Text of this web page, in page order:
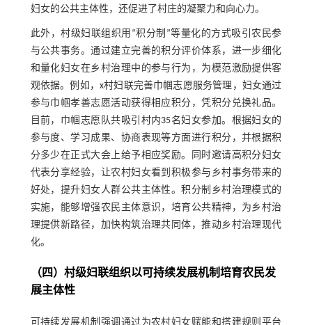
妇女的公共主体性，还促进了村庄的凝聚力和向心力。
此外，村级妇联组织用“积分制”等量化的方式吸引农民参
与公共事务。通过建立完善的积分评价体系，进一步细化
和量化妇女在乡村治理中的参与行为，为模范激励提供客
观依据。例如，x村妇联完善巾帼志愿服务管理，妇女通过
参与巾帼孝善志愿活动获得相应积分，凭积分兑换礼品。
目前，巾帼志愿队共吸引村内35名妇女参加。根据妇女的
参与度、学习成果、协商表现等方面进行积分，并根据积
分多少在正式大会上给予相应奖励。同时邀请高积分妇女
代表分享经验，让农村妇女看到积极参与乡村事务带来的
好处，提升妇女人群公共主体性。积分制乡村治理模式的
实施，能够增强农民主体意识，培育公共精神，为乡村治
理提供新路径，加快构筑治理共同体，推动乡村治理现代
化。
（四）村级妇联组织以可持续发展机制培育农民发
展主体性
可持续发展机制强调通过为农村妇女赋能和搭建规则平台